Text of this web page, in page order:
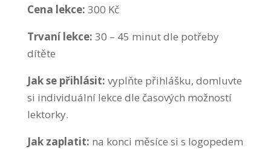
Cena lekce: 300 Kč
Trvaní lekce: 30 – 45 minut dle potřeby
dítěte
Jak se přihlásit: vyplňte přihlášku, domluvte
si individuální lekce dle časových možností
lektorky.
Jak zaplatit: na konci měsíce si s logopedem